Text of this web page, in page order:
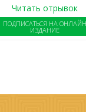
Читать отрывок
ПОДПИСАТЬСЯ НА
ИЗДАНИЕ